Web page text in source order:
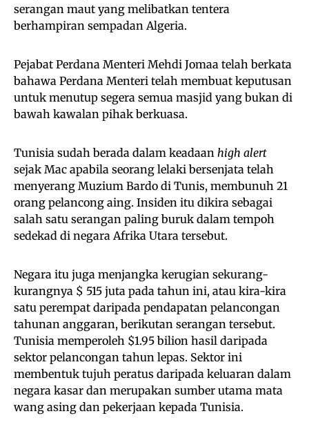
serangan maut yang melibatkan tentera
berhampiran sempadan Algeria.
Pejabat Perdana Menteri Mehdi Jomaa telah berkata
bahawa Perdana Menteri telah membuat keputusan
untuk menutup segera semua masjid yang bukan di
bawah kawalan pihak berkuasa.
Tunisia sudah berada dalam keadaan high alert
sejak Mac apabila seorang lelaki bersenjata telah
menyerang Muzium Bardo di Tunis, membunuh 21
orang pelancong aing. Insiden itu dikira sebagai
salah satu serangan paling buruk dalam tempoh
sedekad di negara Afrika Utara tersebut.
Negara itu juga menjangka kerugian sekurang-
kurangnya $ 515 juta pada tahun ini, atau kira-kira
satu perempat daripada pendapatan pelancongan
tahunan anggaran, berikutan serangan tersebut.
Tunisia memperoleh $1.95 bilion hasil daripada
sektor pelancongan tahun lepas. Sektor ini
membentuk tujuh peratus daripada keluaran dalam
negara kasar dan merupakan sumber utama mata
wang asing dan pekerjaan kepada Tunisia.